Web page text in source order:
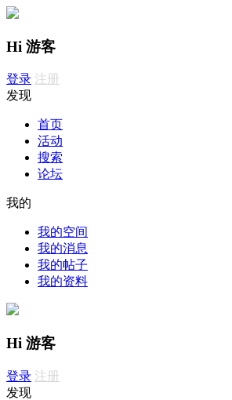
Hi 游客
登录 注册
发现
首页
活动
搜索
论坛
我的
我的空间
我的消息
我的帖子
我的资料
Hi 游客
登录 注册
发现